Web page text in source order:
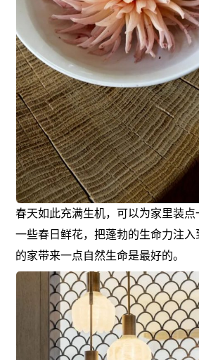
春天如此充满生机，可以为家里装
一些春日鲜花，把蓬勃的生命力注
的家带来一点自然生命是最好的。